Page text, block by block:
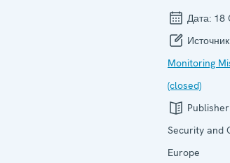
Дата: 18
Monitoring
(closed)
Security and
Europe